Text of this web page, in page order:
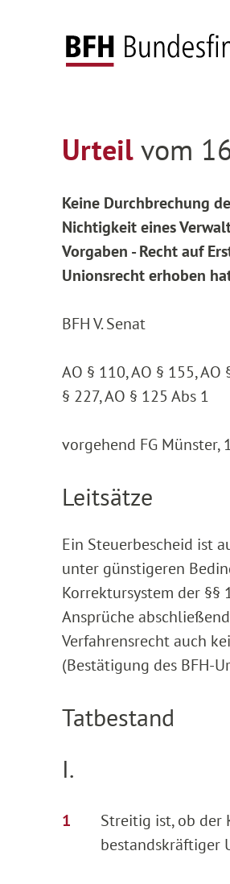
Startseite
Urteilvom
Keine Durchbrechung
Nichtigkeit eines
Vorgaben - Recht auf
Unionsrecht erhoben
BFH V. Senat
AO § 110, AO § 155, AO
§ 227, AO § 125 Abs 1
vorgehend FG Münster,
Leitsätze
Ein Steuerbescheid ist
unter günstigeren
Korrektursystem der §§
Ansprüche
Verfahrensrecht auch
(Bestätigung des BFH-
Tatbestand
I.
Streitig ist, ob der
bestandskräftiger